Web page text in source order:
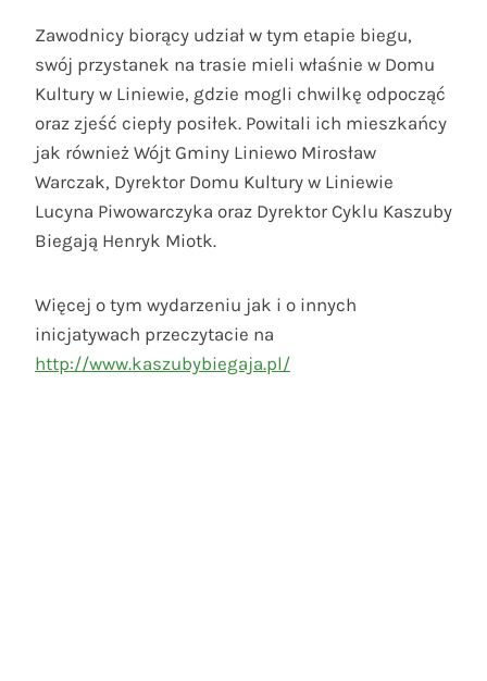
Zawodnicy biorący udział w tym etapie biegu,
swój przystanek na trasie mieli właśnie w Domu
Kultury w Liniewie, gdzie mogli chwilkę odpocząć
oraz zjeść ciepły posiłek. Powitali ich mieszkańcy
jak również Wójt Gminy Liniewo Mirosław
Warczak, Dyrektor Domu Kultury w Liniewie
Lucyna Piwowarczyka oraz Dyrektor Cyklu Kaszuby
Biegają Henryk Miotk.
Więcej o tym wydarzeniu jak i o innych
inicjatywach przeczytacie na
http://www.kaszubybiegaja.pl/